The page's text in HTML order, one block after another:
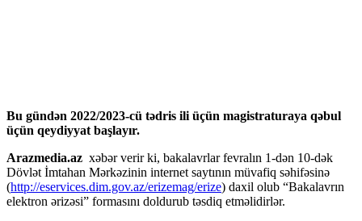
Bu gündən 2022/2023-cü tədris ili üçün magistraturaya qəbul
üçün qeydiyyat başlayır.
Arazmedia.az xəbər verir ki, bakalavrlar fevralın 1-dən 10-dək
Dövlət İmtahan Mərkəzinin internet saytının müvafiq səhifəsinə
(http://eservices.dim.gov.az/erizemag/erize) daxil olub “Bakalavrın
elektron ərizəsi” formasını doldurub təsdiq etməlidirlər.